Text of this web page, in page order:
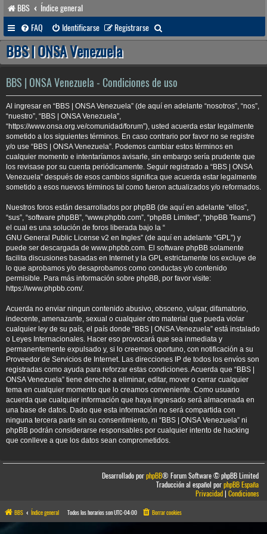
BBS
Índice general
FAQ
Identificarse Registrarse
u
a
r
BBS | ONSA Venezuela
BBS | ONSA Venezuela - Condiciones de uso
Al ingresar en “BBS | ONSA Venezuela” (de aquí en adelante “nosotros”, “nos”,
“nuestro”, “BBS | ONSA Venezuela”,
“https://www.onsa.org.ve/comunidad/forum”), usted acuerda estar legalmente
sometido a los siguientes términos. En caso contrario por favor no se registre
y/o use “BBS | ONSA Venezuela”. Podemos cambiar estos términos en
cualquier momento e intentaríamos avisarle, sin embargo sería prudente que
los revisase por su cuenta periódicamente. Seguir registrado a “BBS | ONSA
Venezuela” después de esos cambios significa que acuerda estar legalmente
sometido a esos nuevos términos tal como fueron actualizados y/o reformados.
Nuestros foros están desarrollados por phpBB (de aquí en adelante “ellos”,
“sus”, “software phpBB”, “www.phpbb.com”, “phpBB Limited”, “phpBB Teams”)
el cual es una solución de foros liberada bajo la “
GNU General Public License v2 en Ingles” (de aquí en adelante “GPL”) y
puede ser descargada de www.phpbb.com. El software phpBB solamente
facilita discusiones basadas en Internet y la GPL estrictamente los excluye de
lo que aprobamos y/o desaprobamos como conductas y/o contenido
permisible. Para más información sobre phpBB, por favor visite:
https://www.phpbb.com/.
Acuerda no enviar ningun contenido abusivo, obsceno, vulgar, difamatorio,
indecente, amenazante, sexual o cualquier otro material que pueda violar
cualquier ley de su país, el país donde “BBS | ONSA Venezuela” está instalado
o Leyes Internacionales. Hacer eso provocará que sea inmediata y
permanentemente expulsado y, si lo creemos oportuno, con notificación a su
Proveedor de Servicios de Internet. Las direcciones IP de todos los envíos son
registradas como ayuda para reforzar estas condiciones. Acuerda que “BBS |
ONSA Venezuela” tiene derecho a eliminar, editar, mover o cerrar cualquier
tema en cualquier momento que lo creamos conveniente. Como usuario
acuerda que cualquier información que haya ingresado será almacenada en
una base de datos. Dado que esta información no será compartida con
ninguna tercera parte sin su consentimiento, ni “BBS | ONSA Venezuela” ni
phpBB podrán considerarse responsables por cualquier intento de hacking
que conlleve a que los datos sean comprometidos.
Desarrollado porphpBB® Forum Software © phpBB Limited
Traducción al español porphpBB España
Privacidad|Condiciones
BBS Índice general Todos los horarios sonUTC-04:00 Borrar cookies